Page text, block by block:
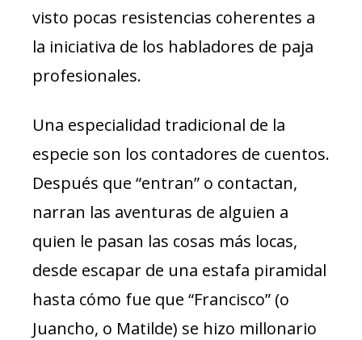
visto pocas resistencias coherentes a
la iniciativa de los habladores de paja
profesionales.
Una especialidad tradicional de la
especie son los contadores de cuentos.
Después que “entran” o contactan,
narran las aventuras de alguien a
quien le pasan las cosas más locas,
desde escapar de una estafa piramidal
hasta cómo fue que “Francisco” (o
Juancho, o Matilde) se hizo millonario